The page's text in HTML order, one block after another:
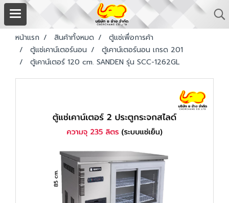
หน้าแรก สินค้าทั้งหมด
ตู้แช่เพื่อการค้า
ตู้แช่เคาน์เตอร์นอน
ตู้เคาน์เตอร์นอน เกรด 201
ตู้เคาน์เตอร์ 120 cm. SANDEN รุ่น SCC-1262GL